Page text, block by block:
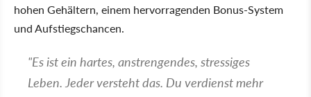
hohen Gehältern, einem hervorragenden Bonus-System
und Aufstiegschancen.
"Es ist ein hartes, anstrengendes, stressiges
Leben. Jeder versteht das. Du verdienst mehr